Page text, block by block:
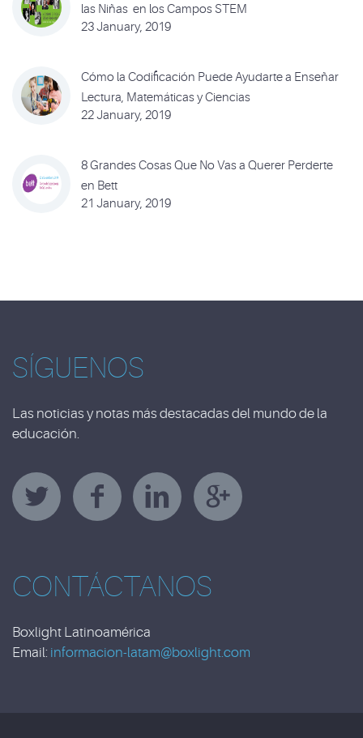
las Niñas en los Campos STEM
23 January, 2019
Cómo la Codificación Puede Ayudarte a Enseñar
Lectura, Matemáticas y Ciencias
22 January, 2019
8 Grandes Cosas Que No Vas a Querer Perderte
en Bett
21 January, 2019
SÍGUENOS
Las noticias y notas más destacadas del mundo de la
educación.
CONTÁCTANOS
Boxlight Latinoamérica
Email: informacion-latam@boxlight.com